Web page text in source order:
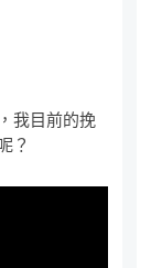
我目前的挽
？